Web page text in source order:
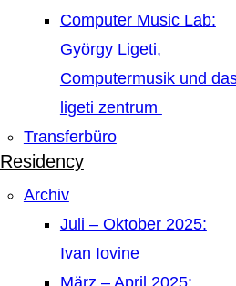
Computer Music Lab:
György Ligeti,
Computermusik und
ligeti zentrum
Transferbüro
Residency
Archiv
Juli – Oktober 2025:
Ivan Iovine
März – April 2025: